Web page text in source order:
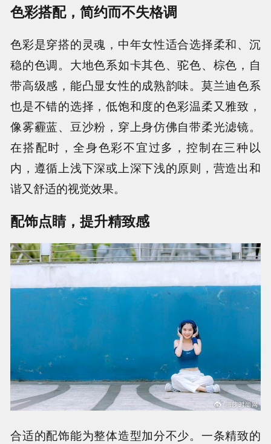
色彩搭配，简约而不失格调
色彩是穿搭的灵魂，中年女性适合选择柔和、沉
稳的色调。大地色系如卡其色、驼色、棕色，自
带高级感，能凸显女性的成熟韵味。莫兰迪色系
也是不错的选择，低饱和度的色彩温柔又雅致，
像雾霾蓝、豆沙粉，穿上身仿佛自带柔光滤镜。
在搭配时，全身色彩不宜过多，控制在三种以
内，遵循上浅下深或上深下浅的原则，营造出和
谐又舒适的视觉效果。
配饰点睛，提升精致感
合适的配饰能为整体造型加分不少。一条精致的